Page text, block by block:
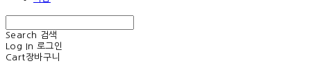
Search
검색
Log In 로그인
Cart장바구니